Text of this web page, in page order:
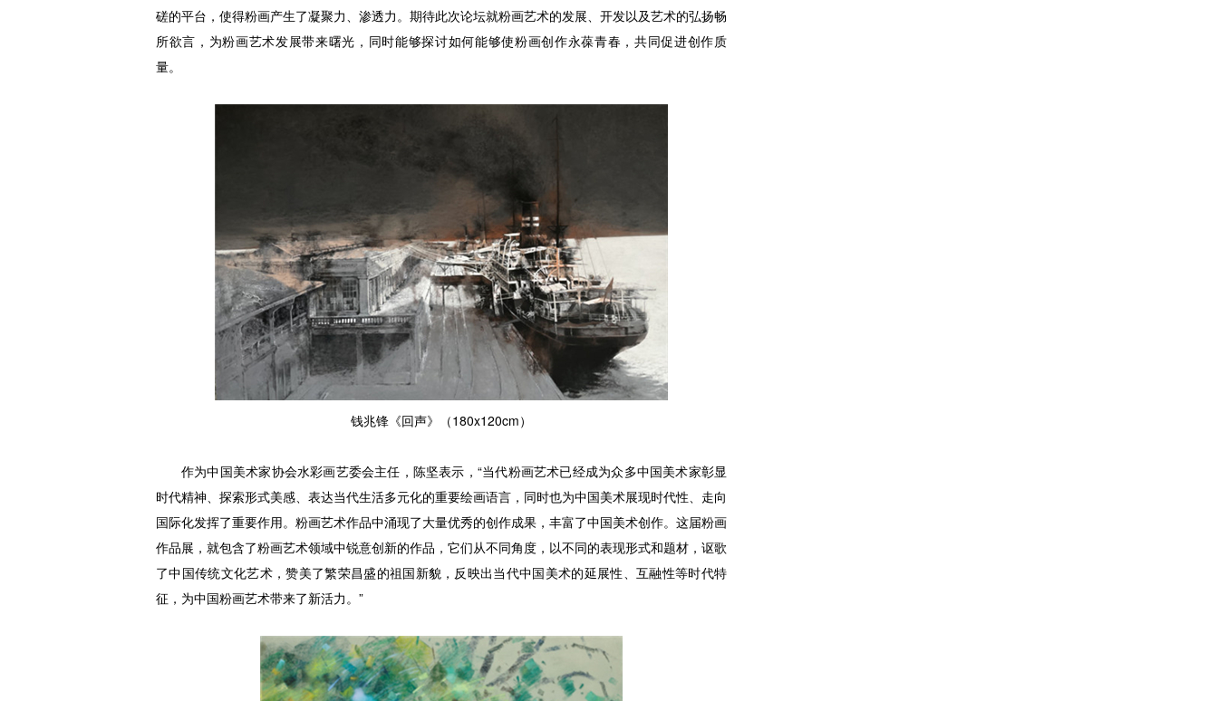
磋的平台，使得粉画产生了凝聚力、渗透力。期待此次论坛就粉画艺术的发展、开发以及艺术的弘扬畅
所欲言，为粉画艺术发展带来曙光，同时能够探讨如何能够使粉画创作永葆青春，共同促进创作质
量。
钱兆锋《回声》（180x120cm）
作为中国美术家协会水彩画艺委会主任，陈坚表示，“当代粉画艺术已经成为众多中国美术家彰显
时代精神、探索形式美感、表达当代生活多元化的重要绘画语言，同时也为中国美术展现时代性、走向
国际化发挥了重要作用。粉画艺术作品中涌现了大量优秀的创作成果，丰富了中国美术创作。这届粉画
作品展，就包含了粉画艺术领域中锐意创新的作品，它们从不同角度，以不同的表现形式和题材，讴歌
了中国传统文化艺术，赞美了繁荣昌盛的祖国新貌，反映出当代中国美术的延展性、互融性等时代特
征，为中国粉画艺术带来了新活力。”